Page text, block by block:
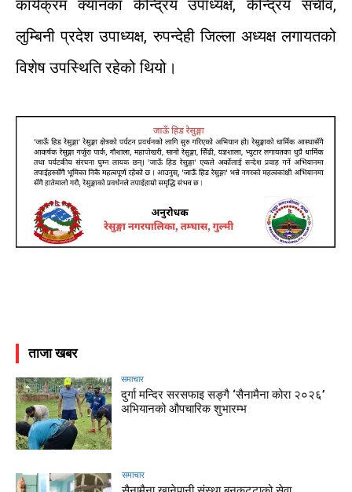
कार्यक्रम क्यानका केन्द्रिय उपाध्यक्ष,केन्द्रिय सचीव,
लुम्बिनी प्रदेश उपाध्यक्ष,रुपन्देही जिल्ला अध्यक्ष लगायतको
विशेष उपस्थितिरहेको थियो।
ताजा खबर
समाचार
दुर्गा मन्दिर सरसफाइ सङ्गै ‘सैनामैना कोरा २०२६’
अभियानको औपचारिक शुभारम्भ
समाचार